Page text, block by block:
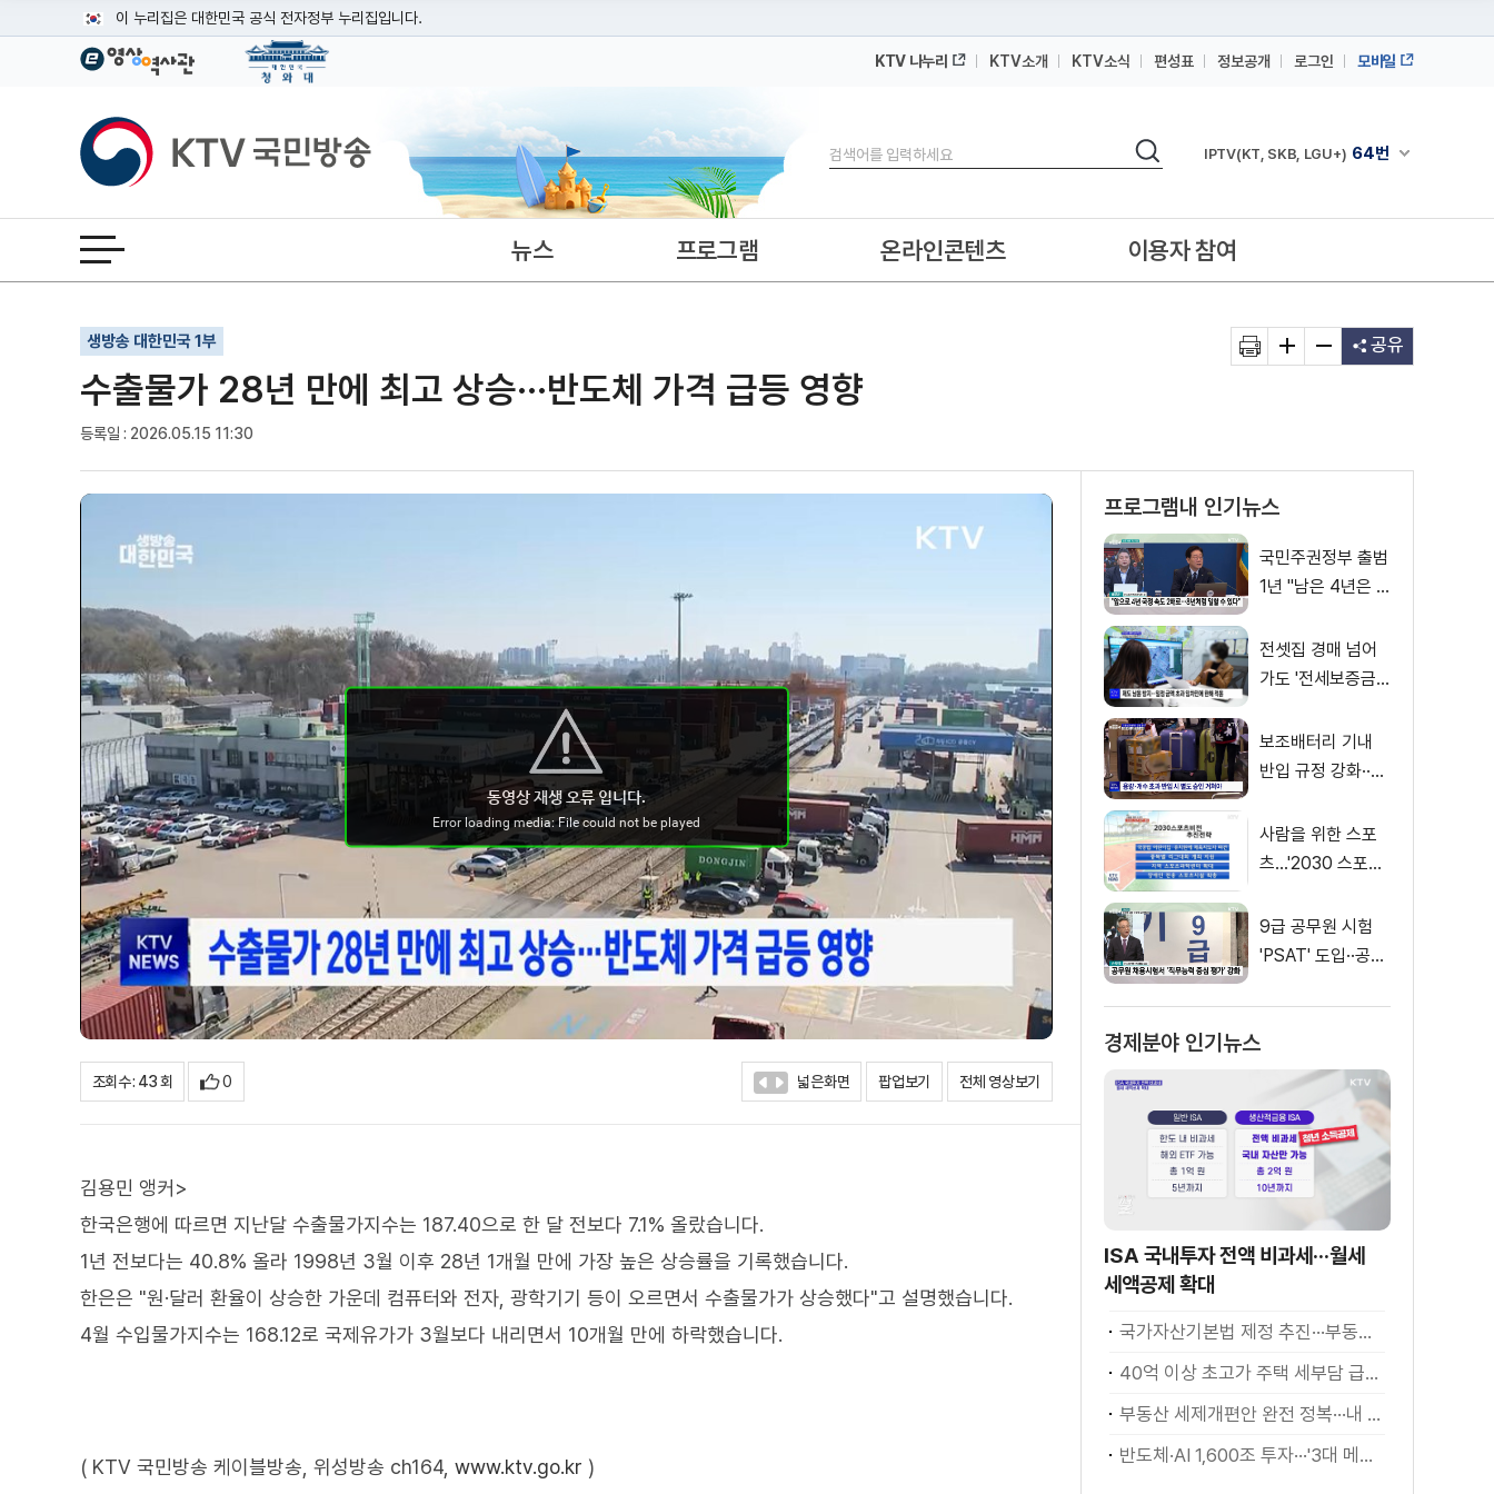
이 누리집은 대한민국 공식 전자정부 누리집입니다.
공식 누리집 주소 확인하기
이밖에 or.kr 또는 .kr등 다른 도메인 주소를 사용하고 있다면 아래 URL에서 도메인 주소를 확인해 보세요
운영중인 공식 누리집보기
KTV 나누리 KTV소개 KTV소식 편성표 정보공개 로그인 모바일
KTV국민방송
검색
검색 채널안내 펼쳐
IPTV(KT, SKB, LGU+) 64번
IPTV(KT, SKB, LGU+)
전체메뉴 열기 뉴스 프로그램 온라인콘텐츠 이용자 참여
생방송 대한민국 1부
수출물가 28년 만에 최고 상승···반도체 가격 급등 영향
등록일 : 2026.05.15 11:30
기사인쇄
글자확대
글자축소 공유
조회수 : 43 회 0 넓은화면 팝업보기 전체 영상보기
김용민 앵커>
한국은행에 따르면 지난달 수출물가지수는 187.40으로 한 달 전보다 7.1% 올랐습니다.
1년 전보다는 40.8% 올라 1998년 3월 이후 28년 1개월 만에 가장 높은 상승률을 기록했습니다.
한은은 "원·달러 환율이 상승한 가운데 컴퓨터와 전자, 광학기기 등이 오르면서 수출물가가 상승했다"고 설명했습니다.
4월 수입물가지수는 168.12로 국제유가가 3월보다 내리면서 10개월 만에 하락했습니다.
( KTV 국민방송 케이블방송, 위성방송 ch164, www.ktv.go.kr )
프로그램내 인기뉴스
국민주권정부 출범
1년 "남은 4년은 8
전셋집 경매 넘어
가도 '전세보증금'
보조배터리 기내
반입 규정 강화··
사람을 위한 스포
츠…'2030 스포츠
9급 공무원 시험
'PSAT' 도입··공정
경제분야 인기뉴스
ISA 국내투자 전액 비과세···월세
세액공제 확대
국가자산기본법 제정 추진···부동산·주식 등 통합 관리
40억 이상 초고가 주택 세부담 급증···실수요자 보호 강화
부동산 세제개편안 완전 정복···내 세금 어떻게 달라지나? [K-정책 사용법]
반도체·AI 1,600조 투자···'3대 메가프로젝트' 속도